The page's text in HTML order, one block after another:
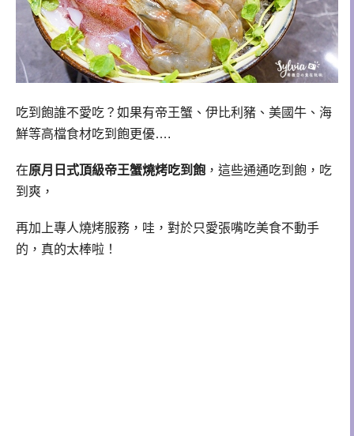
吃到飽誰不愛吃？如果有帝王蟹、伊比利豬、美國牛、海
鮮等高檔食材吃到飽更優….
在原月日式頂級帝王蟹燒烤吃到飽 ，這些通通吃到飽，吃
到爽，
再加上專人燒烤服務，哇，對於只愛張嘴吃美食不動手
的，真的太棒啦！